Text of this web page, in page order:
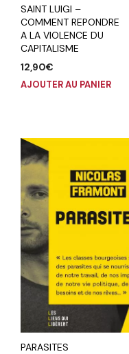
SAINT LUIGI –
COMMENT REPONDRE
A LA VIOLENCE DU
CAPITALISME
12,90€
AJOUTER AU PANIER
PARASITES